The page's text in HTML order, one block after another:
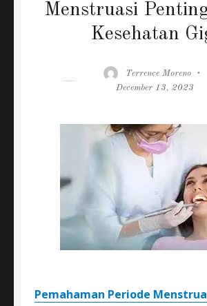
Menstruasi
Kesehatan
Author
Terrence Moreno
December 13, 2023
Pemahaman Periode